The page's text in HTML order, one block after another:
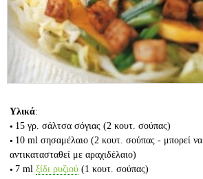
Υλικά:
15 γρ. σάλτσα σόγιας (2 κουτ. σούπας)
10 ml σησαμέλαιο (2 κουτ. σούπας - μπορεί να
αντικατασταθεί με αραχιδέλαιο)
7 ml ξίδι ρυζιού (1 κουτ. σούπας)